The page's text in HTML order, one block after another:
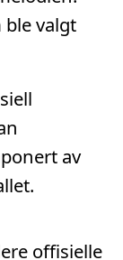
ble valgt
av
offisielle